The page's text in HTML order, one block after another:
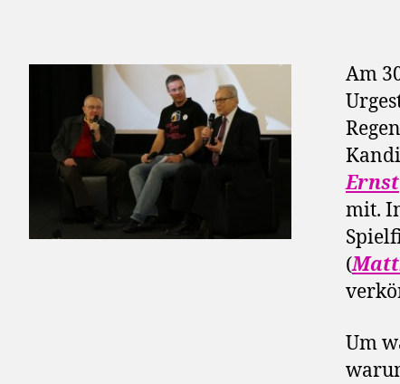
Am
Ernst
mit.
(
Um